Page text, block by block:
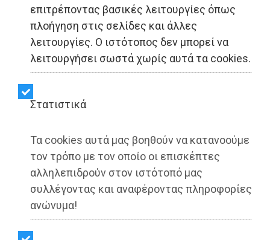
επιτρέποντας βασικές λειτουργίες όπως
πλοήγηση στις σελίδες και άλλες
λειτουργίες. Ο ιστότοπος δεν μπορεί να
λειτουργήσει σωστά χωρίς αυτά τα cookies.
Στατιστικά
Τα cookies αυτά μας βοηθούν να κατανοούμε
τον τρόπο με τον οποίο οι επισκέπτες
αλληλεπιδρούν στον ιστότοπό μας
συλλέγοντας και αναφέροντας πληροφορίες
ανώνυμα!
«Σύγχρονη Πολιτεία -
Συνεργασία Ενεργών
Πολιτών»: Συνεχίζουμε
με καθαρότητα και
ευθύνη
Share:
Dimotisnews | 31/07/2025 - 21:09